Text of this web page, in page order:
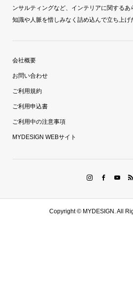
ンサルティングなど、インテリアに関する
知識や人脈を惜しみなく詰め込んで立ち上げ
会社概要
お問い合わせ
ご利用規約
ご利用申込書
ご利用中の注意事項
MYDESIGN WEBサイト
Copyright © MYDESIGN. All